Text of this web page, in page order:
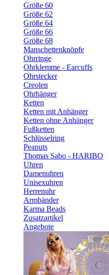
Größe 60
Größe 62
Größe 64
Größe 66
Größe 68
Manschettenknöpfe
Ohrringe
Ohrklemme - Earcuffs
Ohrstecker
Creolen
Ohrhänger
Ketten
Ketten mit Anhänger
Ketten ohne Anhänger
Fußketten
Schlüsselring
Peanuts
Thomas Sabo - HARIBO
Uhren
Damenuhren
Unisexuhren
Herrenuhr
Armbänder
Karma Beads
Zusatzartikel
Angebote